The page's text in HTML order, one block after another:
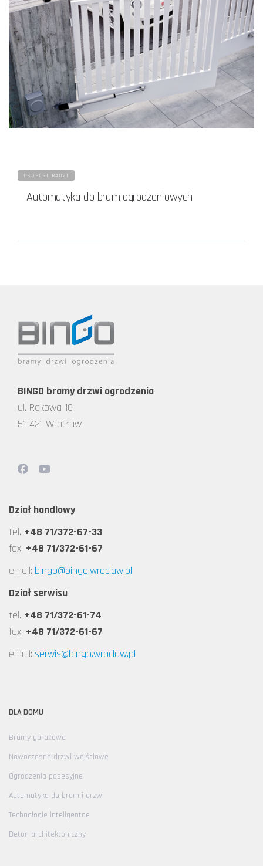
EKSPERT RADZI
Automatyka do bram ogrodzeniowych
BINGO bramy drzwi ogrodzenia
ul. Rakowa 16
51-421 Wrocław
Dział handlowy
tel. +48 71/372-67-33
fax. +48 71/372-61-67
email: bingo@bingo.wroclaw.pl
Dział serwisu
tel. +48 71/372-61-74
fax. +48 71/372-61-67
email: serwis@bingo.wroclaw.pl
DLA DOMU
Bramy garażowe
Nowoczesne drzwi wejściowe
Ogrodzenia posesyjne
Automatyka do bram i drzwi
Technologie inteligentne
Beton architektoniczny